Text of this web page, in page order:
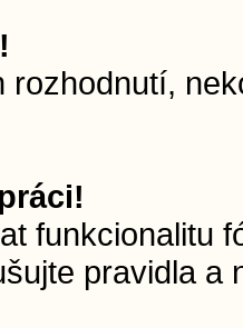
rozhodnutí,
funkcionalitu
pravidla a